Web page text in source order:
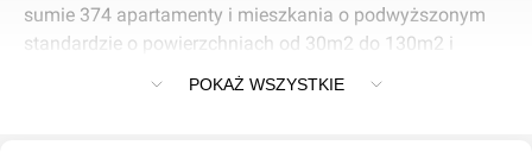
sumie 374 apartamenty i mieszkania o podwyższonym
standardzie o powierzchniach od 30m2 do 130m2 i
liczbie pokoi od jednego do pięciu.
POKAŻ WSZYSTKIE